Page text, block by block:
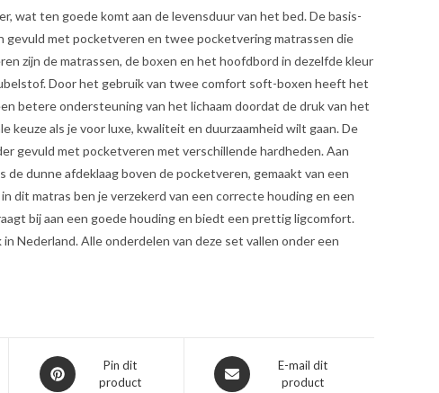
wat ten goede komt aan de levensduur van het bed. De basis-
met pocketveren en twee pocketvering matrassen die
zijn de matrassen, de boxen en het hoofdbord in dezelfde kleur
Door het gebruik van twee comfort soft-boxen heeft het
betere ondersteuning van het lichaam doordat de druk van het
keuze als je voor luxe, kwaliteit en duurzaamheid wilt gaan. De
gevuld met pocketveren met verschillende hardheden. Aan
dunne afdeklaag boven de pocketveren, gemaakt van een
dit matras ben je verzekerd van een correcte houding en een
bij aan een goede houding en biedt een prettig ligcomfort.
Nederland. Alle onderdelen van deze set vallen onder een
Opent
in
Pin dit
product
Opent
in
E-mail dit
product